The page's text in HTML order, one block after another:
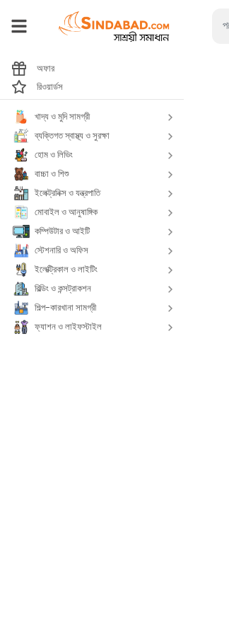
অফার
রিওয়ার্ডস
খাদ্য ও মুদি সামগ্রী
ব্যক্তিগত স্বাস্থ্য ও সুরক্ষা
হোম ও লিভিং
বাচ্চা ও শিশু
ইলেক্ট্রনিক্স ও যন্ত্রপাতি
মোবাইল ও আনুষাঙ্গিক
কম্পিউটার ও আইটি
স্টেশনারি ও অফিস
ইলেক্ট্রিকাল ও লাইটিং
বিল্ডিং ও কন্সট্রাকশন
শিল্প-কারখানা সামগ্রী
ফ্যাশন ও লাইফস্টাইল